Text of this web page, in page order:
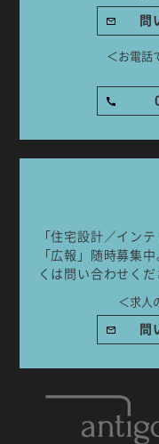
問
＜お電話
「住宅設計／イン
「広報」随時募集
くは問い合わせくだ
＜求人
問
IDA DESIGN by 株式会社
兵庫県神戸市灘区水道筋6
TEL.078-861-2001（営業
Room Tour
ご相